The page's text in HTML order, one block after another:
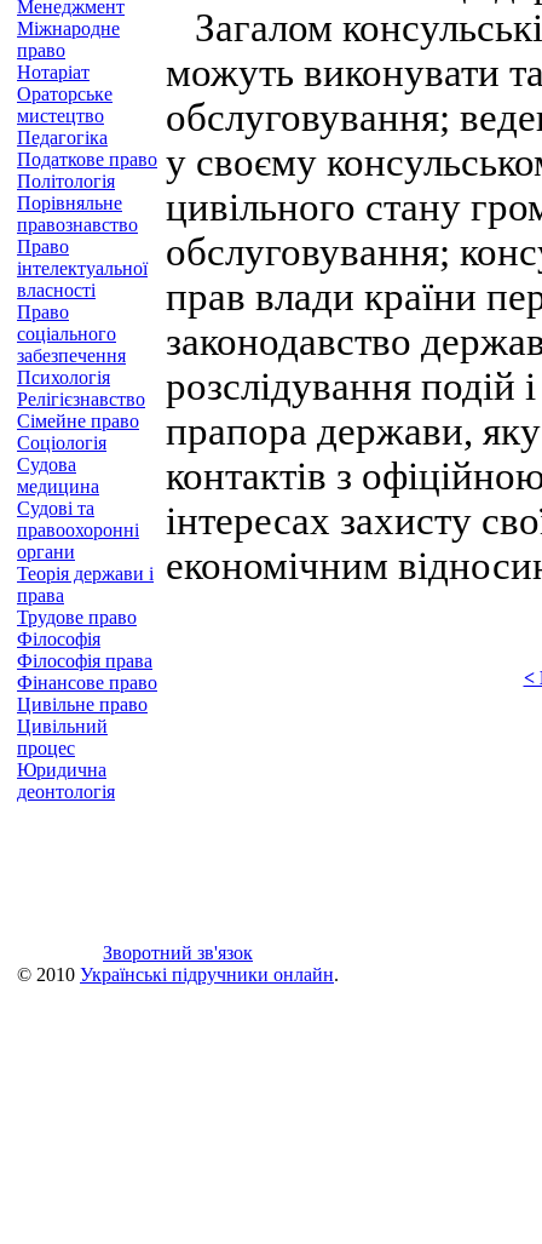
Менеджмент
Міжнародне
право
Нотаріат
Ораторське
мистецтво
Педагогіка
Податкове право
Політологія
Порівняльне
правознавство
Право
інтелектуальної
власності
Право
соціального
забезпечення
Психологія
Релігієзнавство
Сімейне право
Соціологія
Судова
медицина
Судові та
правоохоронні
органи
Теорія держави і
права
Трудове право
Філософія
Філософія права
Фінансове право
Цивільне право
Цивільний
процес
Юридична
деонтологія
Загалом
можуть виконувати
обслуговування;
у своєму
цивільного стану
обслуговування;
прав влади країни
законодавство
розслідування подій
прапора держави,
контактів з
інтересах захисту
економічним
<
Зворотний зв'язок
© 2010 Українські підручники онлайн.